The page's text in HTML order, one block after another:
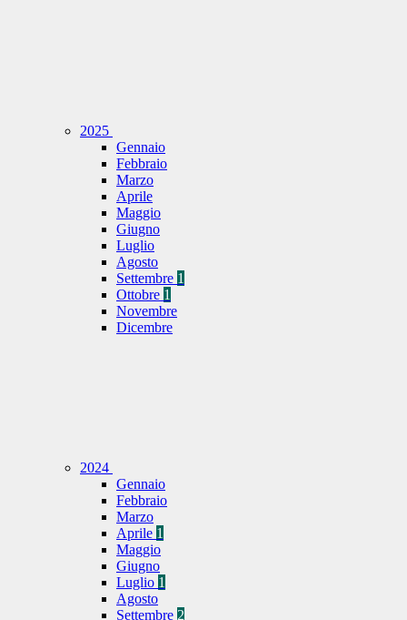
2025
Gennaio
Febbraio
Marzo
Aprile
Maggio
Giugno
Luglio
Agosto
Settembre 1
Ottobre 1
Novembre
Dicembre
2024
Gennaio
Febbraio
Marzo
Aprile 1
Maggio
Giugno
Luglio 1
Agosto
Settembre 2